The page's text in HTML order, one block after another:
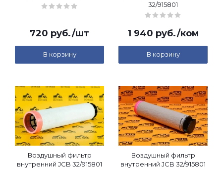
720 руб./шт
В корзину
32/915801
1 940 руб./ком
В корзину
Воздушный фильтр
внутренний JCB 32/915801
Воздушный фильтр
внутренний JCB 32/915801